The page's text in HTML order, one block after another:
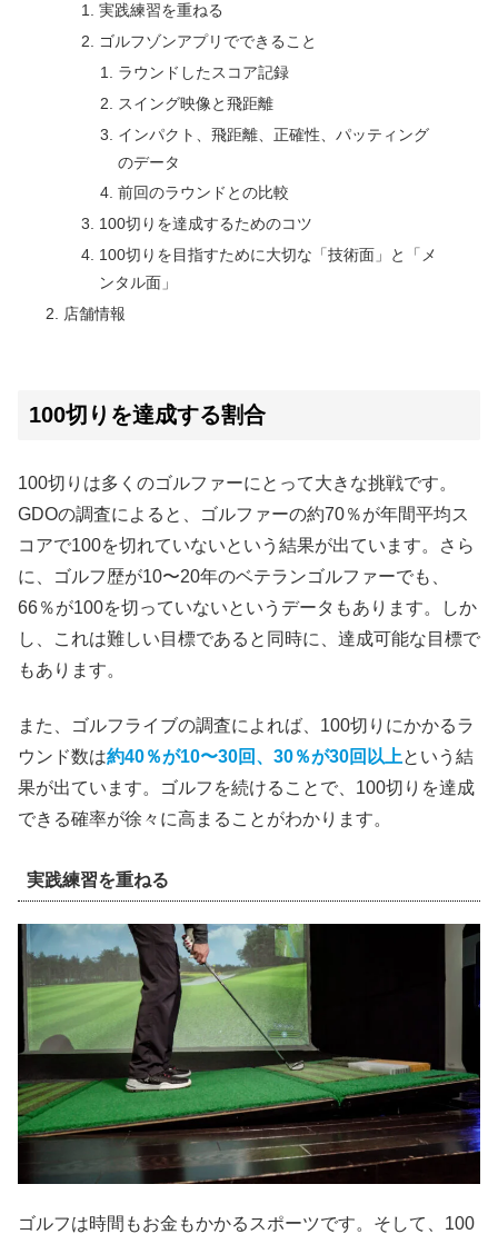
実践練習を重ねる
ゴルフゾンアプリでできること
ラウンドしたスコア記録
スイング映像と飛距離
インパクト、飛距離、正確性、パッティング
のデータ
前回のラウンドとの比較
100切りを達成するためのコツ
100切りを目指すために大切な「技術面」と「メ
ンタル面」
店舗情報
100切りを達成する割合
100切りは多くのゴルファーにとって大きな挑戦です。
GDOの調査によると、ゴルファーの約70％が年間平均ス
コアで100を切れていないという結果が出ています。さら
に、ゴルフ歴が10〜20年のベテランゴルファーでも、
66％が100を切っていないというデータもあります。しか
し、これは難しい目標であると同時に、達成可能な目標で
もあります。
また、ゴルフライブの調査によれば、100切りにかかるラ
ウンド数は約40％が10〜30回、30％が30回以上という結
果が出ています。ゴルフを続けることで、100切りを達成
できる確率が徐々に高まることがわかります。
実践練習を重ねる
ゴルフは時間もお金もかかるスポーツです。そして、100